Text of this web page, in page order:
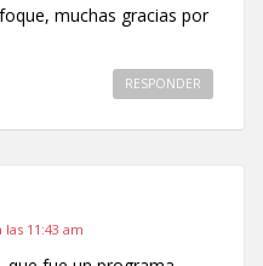
muchas gracias por
RESPONDER
11:43 am